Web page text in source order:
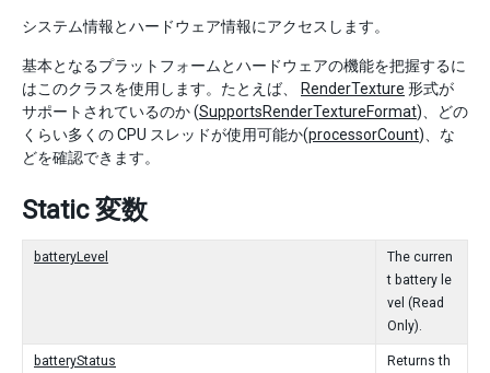
システム情報とハードウェア情報にアクセスします。
基本となるプラットフォームとハードウェアの機能を把握するに
はこのクラスを使用します。たとえば、
RenderTexture 形式が
サポートされているのか (SupportsRenderTextureFormat)、どの
くらい多くの CPU スレッドが使用可能か(processorCount)、な
どを確認できます。
Static 変数
batteryLevel
The curren
t battery le
vel (Read
Only).
batteryStatus
Returns th